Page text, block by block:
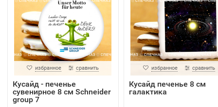
избранное сравнить
Кусайд - печенье
сувенирное 8 см Schneider
group 7
избранное сравнить
Кусайд печенье 8 см
галактика